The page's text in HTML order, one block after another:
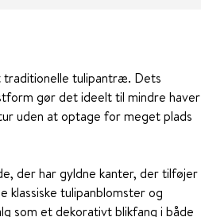
tulipantræ. Dets
gør det ideelt til mindre haver
uden at optage for meget plads
der har gyldne kanter, der tilføjer
tulipanblomster og
som et dekorativt blikfang i både